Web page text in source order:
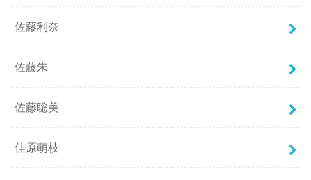
佐藤利奈
佐藤朱
佐藤聡美
佳原萌枝